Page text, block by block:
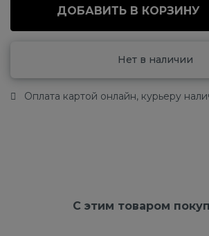
ДОБАВИТЬ В КОРЗИНУ
Нет в наличии
Оплата картой онлайн, курьеру
С этим товаром